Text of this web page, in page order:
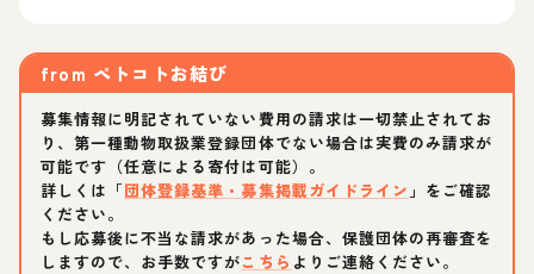
from ペトコトお結び
募集情報に明記されていない費用の請求は一切禁止されてお
り、第一種動物取扱業登録団体でない場合は実費のみ請求が
可能です（任意による寄付は可能）。
詳しくは「団体登録基準・募集掲載ガイドライン 」をご確認
ください。
もし応募後に不当な請求があった場合、保護団体の再審査を
しますので、お手数ですがこちら よりご連絡ください。